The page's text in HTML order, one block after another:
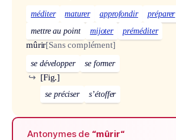
méditer maturer approfondir préparer
mettre au point
mijoter préméditer
mûrir[Sans complément]
se développer se former
[Fig.]
↪
se préciser s’étoffer
Antonymes de “mûrir“